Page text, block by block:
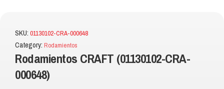
SKU: 01130102-CRA-000648
Category: Rodamientos
Rodamientos CRAFT (01130102-CRA-
000648)